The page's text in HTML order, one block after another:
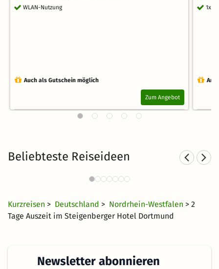
WLAN-Nutzung
Auch als Gutschein möglich
Zum Angebot
1x
Beliebteste Reiseideen
Städtereisen nach NRW
2086 Angebote
Kurzreisen > Deutschland > Nordrhein-Westfalen > 2
Tage Auszeit im Steigenberger Hotel Dortmund
Newsletter abonnieren